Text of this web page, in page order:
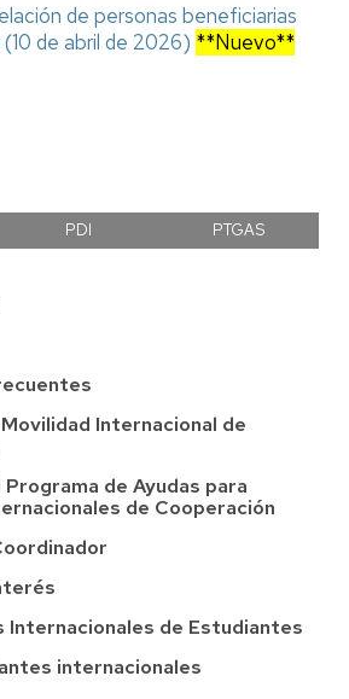
de personas beneficiarias
(10 de abril de 2026) **Nuevo**
PDI PTGAS
Internacional de
de Ayudas para
de Cooperación
Internacionales de Estudiantes
internacionales